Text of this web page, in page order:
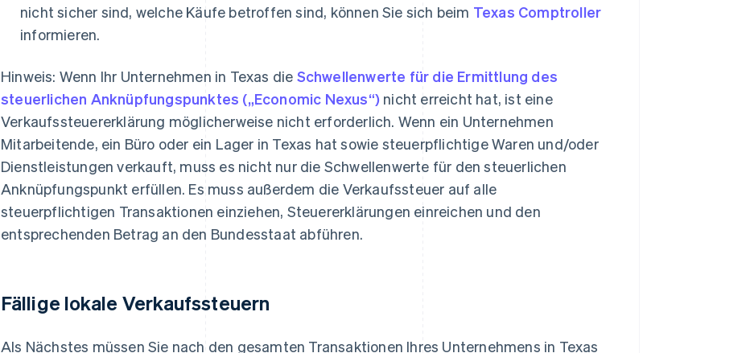
nicht sicher sind, welche Käufe betroffen sind, können Sie sich beim Texas Comptroller
informieren.
Hinweis: Wenn Ihr Unternehmen in Texas die Schwellenwerte für die Ermittlung des
steuerlichen Anknüpfungspunktes („Economic Nexus“) nicht erreicht hat, ist eine
Verkaufssteuererklärung möglicherweise nicht erforderlich. Wenn ein Unternehmen
Mitarbeitende, ein Büro oder ein Lager in Texas hat sowie steuerpflichtige Waren und/oder
Dienstleistungen verkauft, muss es nicht nur die Schwellenwerte für den steuerlichen
Anknüpfungspunkt erfüllen. Es muss außerdem die Verkaufssteuer auf alle
steuerpflichtigen Transaktionen einziehen, Steuererklärungen einreichen und den
entsprechenden Betrag an den Bundesstaat abführen.
Fällige lokale Verkaufssteuern
Als Nächstes müssen Sie nach den gesamten Transaktionen Ihres Unternehmens in Texas